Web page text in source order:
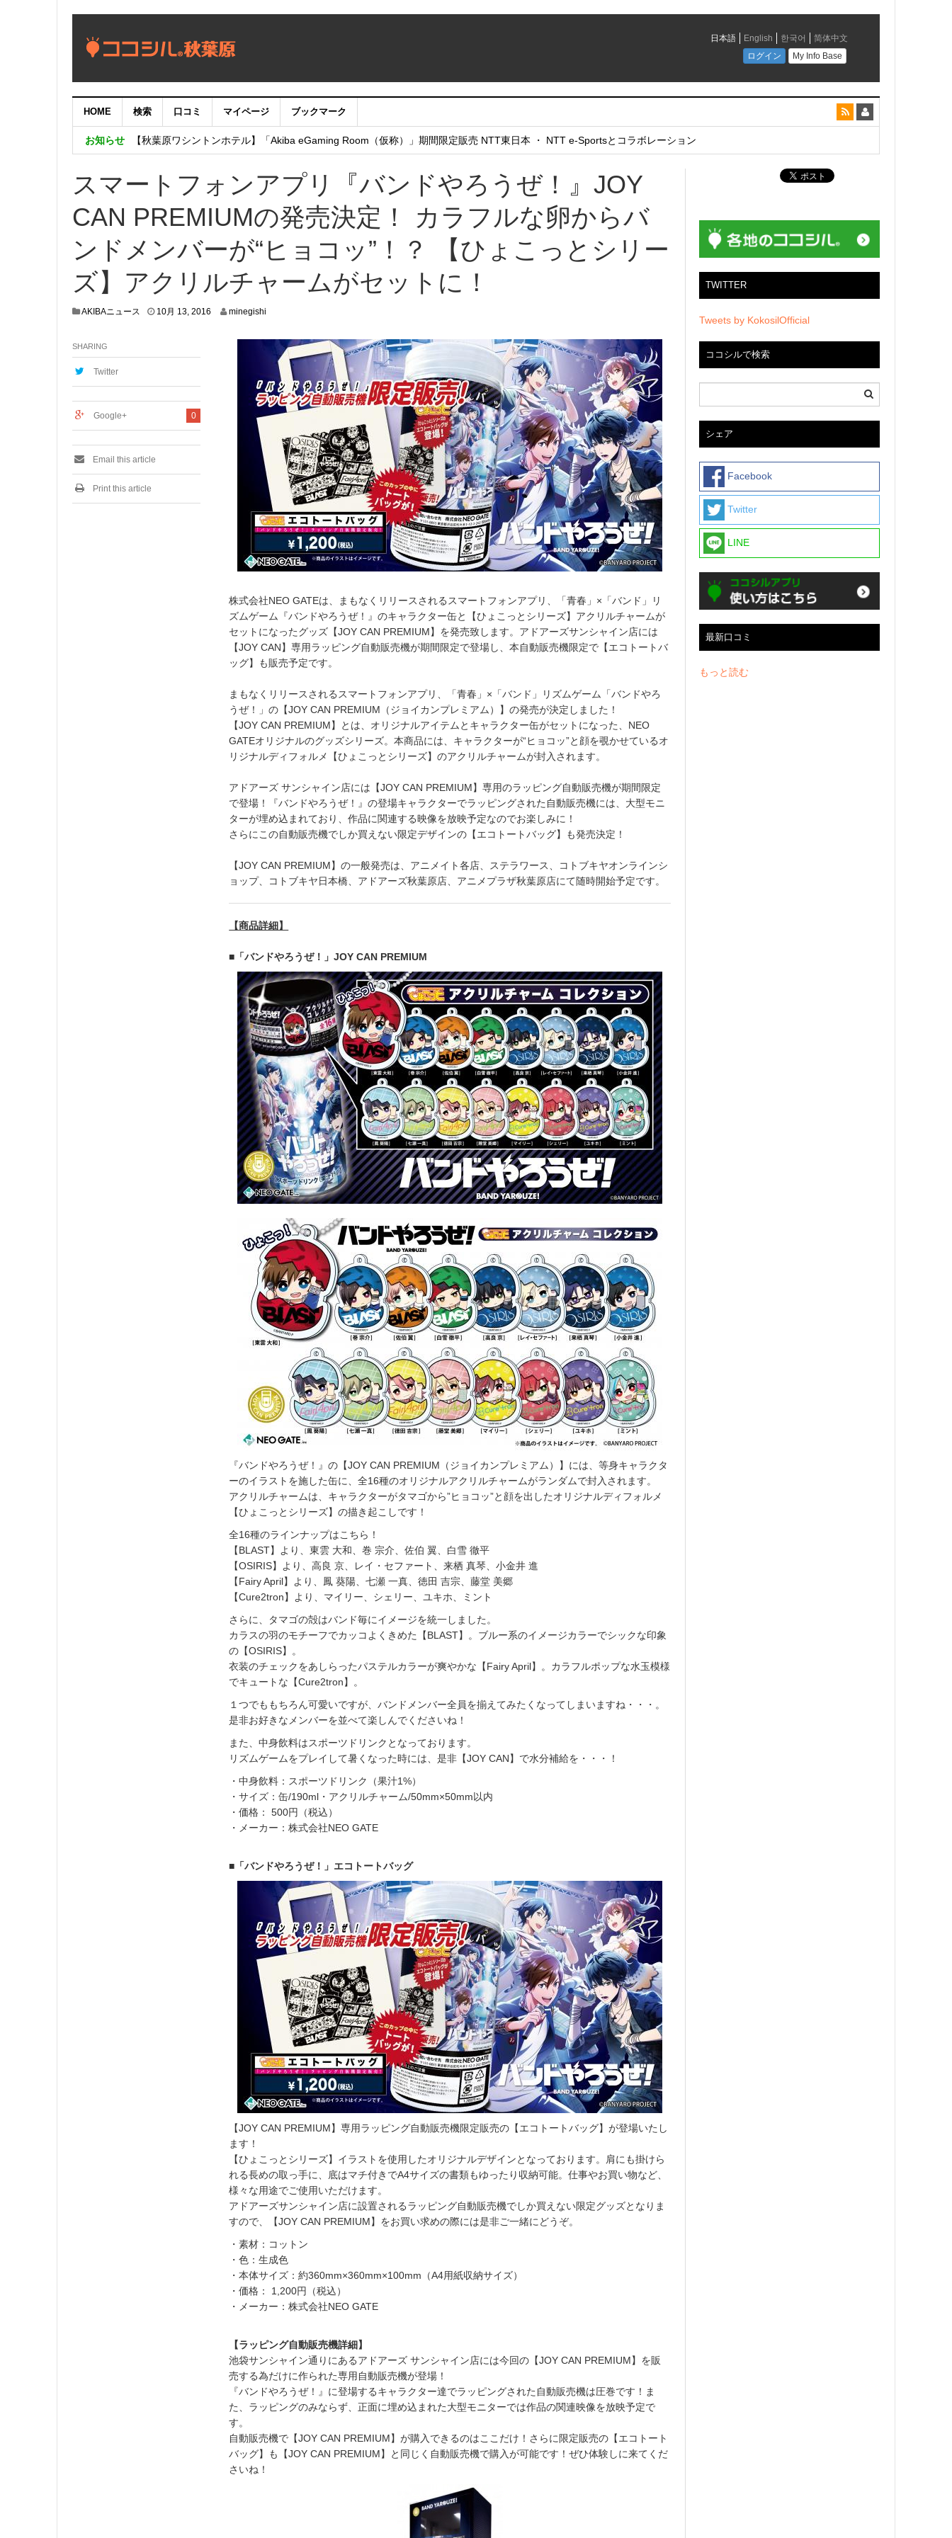
HOME 検索 口コミ マイページ ブックマーク
お知らせ
【重要：9月5日（火）22時】ココシル：アカウントサービス移行のお知らせ
【秋葉原ワシントンホテル】「Akiba eGaming Room（仮称）」期間限定販売 NTT東日本 ・ NTT e-Sportsとコラボレーション
スマートフォンアプリ『バンドやろうぜ！』JOY
CAN PREMIUMの発売決定！ カラフルな卵からバ
ンドメンバーが“ヒョコッ”！？ 【ひょこっとシリー
ズ】アクリルチャームがセットに！
AKIBAニュース 10月 13, 2016 minegishi
株式会社NEO GATEは、まもなくリリースされるスマートフォンアプリ、「青春」×「バンド」リ
ズムゲーム『バンドやろうぜ！』のキャラクター缶と【ひょこっとシリーズ】アクリルチャームが
セットになったグッズ【JOY CAN PREMIUM】を発売致します。アドアーズサンシャイン店には
【JOY CAN】専用ラッピング自動販売機が期間限定で登場し、本自動販売機限定で【エコトートバ
ッグ】も販売予定です。
まもなくリリースされるスマートフォンアプリ、「青春」×「バンド」リズムゲーム「バンドやろ
うぜ！」の【JOY CAN PREMIUM（ジョイカンプレミアム）】の発売が決定しました！
【JOY CAN PREMIUM】とは、オリジナルアイテムとキャラクター缶がセットになった、NEO
GATEオリジナルのグッズシリーズ。本商品には、キャラクターが“ヒョコッ”と顔を覗かせているオ
リジナルディフォルメ【ひょこっとシリーズ】のアクリルチャームが封入されます。
アドアーズ サンシャイン店には【JOY CAN PREMIUM】専用のラッピング自動販売機が期間限定
で登場！『バンドやろうぜ！』の登場キャラクターでラッピングされた自動販売機には、大型モニ
ターが埋め込まれており、作品に関連する映像を放映予定なのでお楽しみに！
さらにこの自動販売機でしか買えない限定デザインの【エコトートバッグ】も発売決定！
【JOY CAN PREMIUM】の一般発売は、アニメイト各店、ステラワース、コトブキヤオンラインシ
ョップ、コトブキヤ日本橋、アドアーズ秋葉原店、アニメプラザ秋葉原店にて随時開始予定です。
【商品詳細】
■「バンドやろうぜ！」JOY CAN PREMIUM
『バンドやろうぜ！』の【JOY CAN PREMIUM（ジョイカンプレミアム）】には、等身キャラクタ
ーのイラストを施した缶に、全16種のオリジナルアクリルチャームがランダムで封入されます。
アクリルチャームは、キャラクターがタマゴから”ヒョコッ”と顔を出したオリジナルディフォルメ
【ひょこっとシリーズ】の描き起こしです！
全16種のラインナップはこちら！
【BLAST】より、東雲 大和、巻 宗介、佐伯 翼、白雪 徹平
【OSIRIS】より、高良 京、レイ・セファート、来栖 真琴、小金井 進
【Fairy April】より、鳳 葵陽、七瀬 一真、徳田 吉宗、藤堂 美郷
【Cure2tron】より、マイリー、シェリー、ユキホ、ミント
さらに、タマゴの殻はバンド毎にイメージを統一しました。
カラスの羽のモチーフでカッコよくきめた【BLAST】。ブルー系のイメージカラーでシックな印象
の【OSIRIS】。
衣装のチェックをあしらったパステルカラーが爽やかな【Fairy April】。カラフルポップな水玉模様
でキュートな【Cure2tron】。
１つでももちろん可愛いですが、バンドメンバー全員を揃えてみたくなってしまいますね・・・。
是非お好きなメンバーを並べて楽しんでくださいね！
また、中身飲料はスポーツドリンクとなっております。
リズムゲームをプレイして暑くなった時には、是非【JOY CAN】で水分補給を・・・！
・中身飲料：スポーツドリンク（果汁1%）
・サイズ：缶/190ml・アクリルチャーム/50mm×50mm以内
・価格： 500円（税込）
・メーカー：株式会社NEO GATE
■「バンドやろうぜ！」エコトートバッグ
【JOY CAN PREMIUM】専用ラッピング自動販売機限定販売の【エコトートバッグ】が登場いたし
ます！
【ひょこっとシリーズ】イラストを使用したオリジナルデザインとなっております。肩にも掛けら
れる長めの取っ手に、底はマチ付きでA4サイズの書類もゆったり収納可能。仕事やお買い物など、
様々な用途でご使用いただけます。
アドアーズサンシャイン店に設置されるラッピング自動販売機でしか買えない限定グッズとなりま
すので、【JOY CAN PREMIUM】をお買い求めの際には是非ご一緒にどうぞ。
・素材：コットン
・色：生成色
・本体サイズ：約360mm×360mm×100mm（A4用紙収納サイズ）
・価格： 1,200円（税込）
・メーカー：株式会社NEO GATE
【ラッピング自動販売機詳細】
池袋サンシャイン通りにあるアドアーズ サンシャイン店には今回の【JOY CAN PREMIUM】を販
売する為だけに作られた専用自動販売機が登場！
『バンドやろうぜ！』に登場するキャラクター達でラッピングされた自動販売機は圧巻です！ま
た、ラッピングのみならず、正面に埋め込まれた大型モニターでは作品の関連映像を放映予定で
す。
自動販売機で【JOY CAN PREMIUM】が購入できるのはここだけ！さらに限定販売の【エコトート
バッグ】も【JOY CAN PREMIUM】と同じく自動販売機で購入が可能です！ぜひ体験しに来てくだ
さいね！
SHARING
Twitter
0
Google+
Email this article
Print this article
TWITTER
Tweets by KokosilOfficial
ココシルで検索
シェア
Facebook
Twitter
LINE
最新口コミ
もっと読む